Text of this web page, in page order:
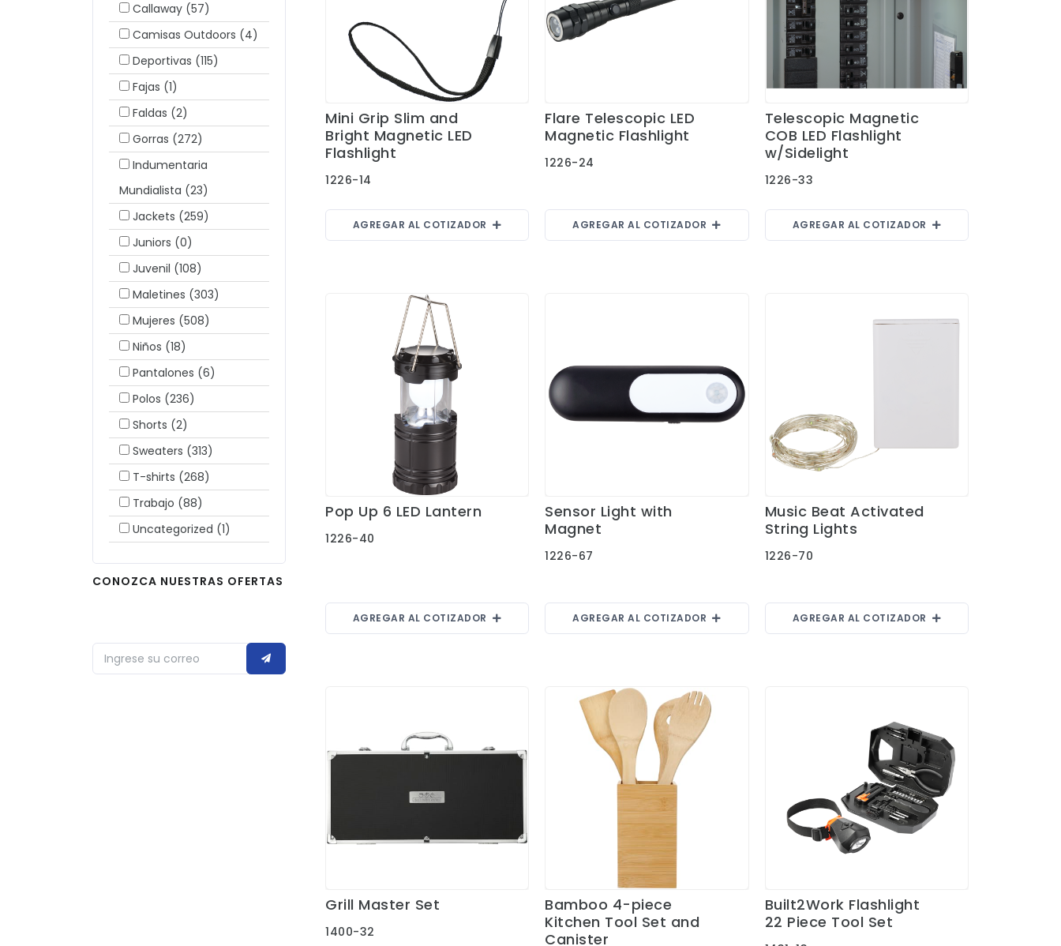
Ver Detalles
Mini Grip Slim and
Bright Magnetic LED
Flashlight
1226-14
AGREGAR AL COTIZADOR
Ver Detalles
Flare Telescopic LED
Magnetic Flashlight
1226-24
AGREGAR AL COTIZADOR
Ver Detalles
Telescopic Magnetic
COB LED Flashlight
w/Sidelight
1226-33
AGREGAR AL COTIZADOR
Ver Detalles
Pop Up 6 LED Lantern
1226-40
AGREGAR AL COTIZADOR
Ver Detalles
Sensor Light with
Magnet
1226-67
AGREGAR AL COTIZADOR
Ver Detalles
Music Beat Activated
String Lights
1226-70
AGREGAR AL COTIZADOR
Ver Detalles
Grill Master Set
1400-32
Ver Detalles
Bamboo 4-piece
Kitchen Tool Set and
Canister
Ver Detalles
Built2Work Flashlight
22 Piece Tool Set
Callaway (57)
Camisas Outdoors (4)
Deportivas (115)
Fajas (1)
Faldas (2)
Gorras (272)
Indumentaria
Mundialista (23)
Jackets (259)
Juniors (0)
Juvenil (108)
Maletines (303)
Mujeres (508)
Niños (18)
Pantalones (6)
Polos (236)
Shorts (2)
Sweaters (313)
T-shirts (268)
Trabajo (88)
Uncategorized (1)
CONOZCA NUESTRAS OFERTAS